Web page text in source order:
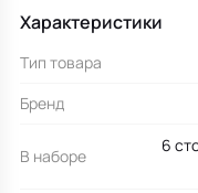
Характеристики
Тип товара
Бренд
В наборе
6